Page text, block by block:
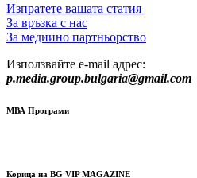
Изпратете вашата статия
За връзка с нас
За медиино партньорство
Използвайте e-mail адрес:
p.media.group.bulgaria@gmail.com
МВА Програми
Корица на BG VIP MAGAZINE